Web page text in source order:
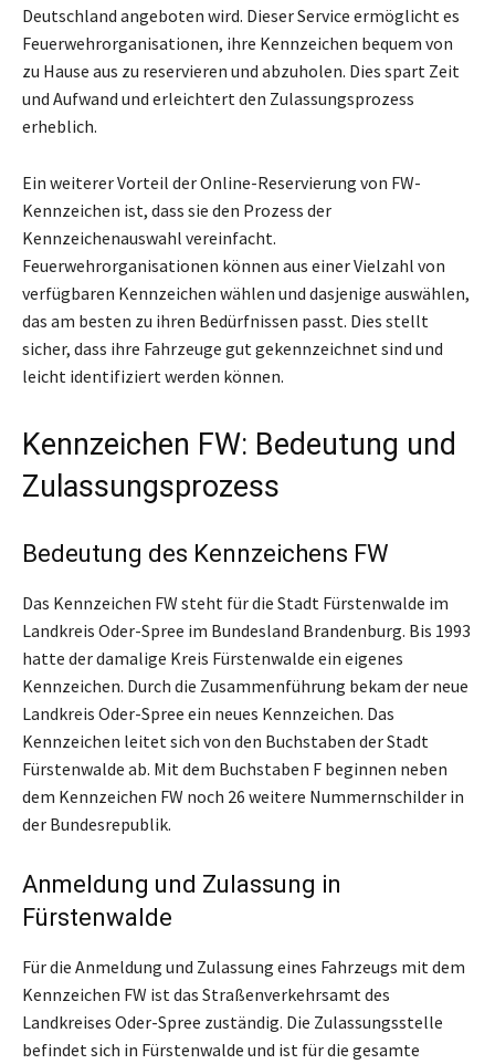
Deutschland angeboten wird. Dieser Service ermöglicht es
Feuerwehrorganisationen, ihre Kennzeichen bequem von
zu Hause aus zu reservieren und abzuholen. Dies spart Zeit
und Aufwand und erleichtert den Zulassungsprozess
erheblich.
Ein weiterer Vorteil der Online-Reservierung von FW-
Kennzeichen ist, dass sie den Prozess der
Kennzeichenauswahl vereinfacht.
Feuerwehrorganisationen können aus einer Vielzahl von
verfügbaren Kennzeichen wählen und dasjenige auswählen,
das am besten zu ihren Bedürfnissen passt. Dies stellt
sicher, dass ihre Fahrzeuge gut gekennzeichnet sind und
leicht identifiziert werden können.
Kennzeichen FW: Bedeutung und
Zulassungsprozess
Bedeutung des Kennzeichens FW
Das Kennzeichen FW steht für die Stadt Fürstenwalde im
Landkreis Oder-Spree im Bundesland Brandenburg. Bis 1993
hatte der damalige Kreis Fürstenwalde ein eigenes
Kennzeichen. Durch die Zusammenführung bekam der neue
Landkreis Oder-Spree ein neues Kennzeichen. Das
Kennzeichen leitet sich von den Buchstaben der Stadt
Fürstenwalde ab. Mit dem Buchstaben F beginnen neben
dem Kennzeichen FW noch 26 weitere Nummernschilder in
der Bundesrepublik.
Anmeldung und Zulassung in
Fürstenwalde
Für die Anmeldung und Zulassung eines Fahrzeugs mit dem
Kennzeichen FW ist das Straßenverkehrsamt des
Landkreises Oder-Spree zuständig. Die Zulassungsstelle
befindet sich in Fürstenwalde und ist für die gesamte